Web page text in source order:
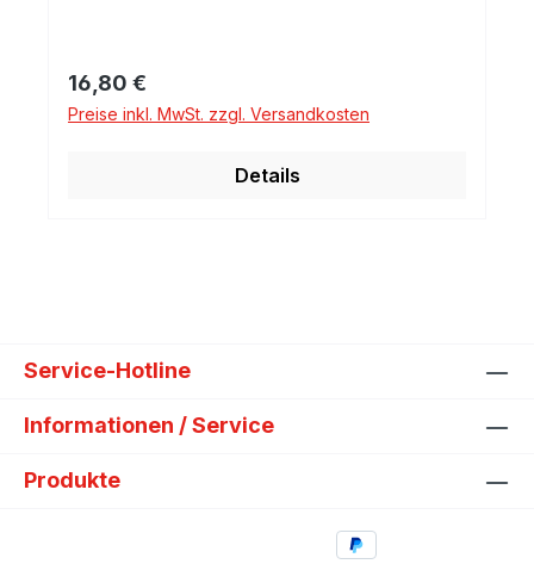
Regulärer Preis:
16,80 €
Preise inkl. MwSt. zzgl. Versandkosten
Details
Service-Hotline
Informationen / Service
Produkte